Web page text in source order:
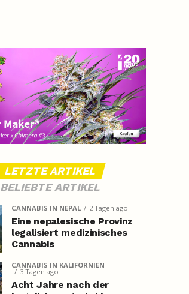
LETZTE ARTIKEL
BELIEBTE ARTIKEL
CANNABIS IN NEPAL 2 Tagen ago
Eine nepalesische Provinz
legalisiert medizinisches
Cannabis
CANNABIS IN KALIFORNIEN
3 Tagen ago
Acht Jahre nach der